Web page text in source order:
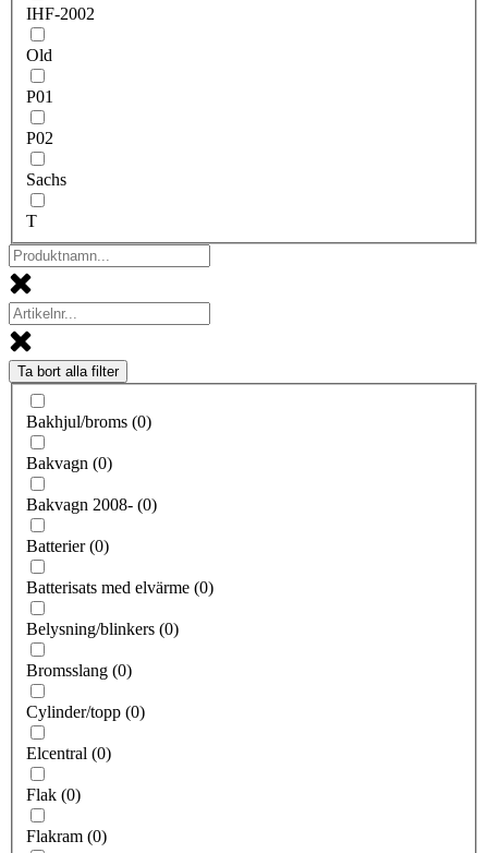
IHF-2002
Old
P01
P02
Sachs
T
Ta bort alla filter
Bakhjul/broms (0)
Bakvagn (0)
Bakvagn 2008- (0)
Batterier (0)
Batterisats med elvärme (0)
Belysning/blinkers (0)
Bromsslang (0)
Cylinder/topp (0)
Elcentral (0)
Flak (0)
Flakram (0)